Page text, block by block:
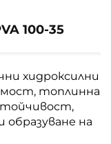
100-35
хидроксилни
топлинна
на